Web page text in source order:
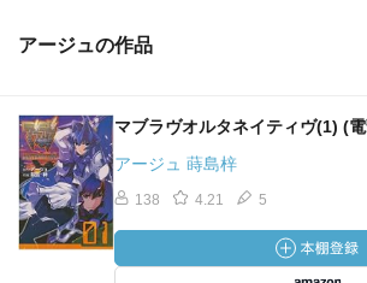
アージュの作品
マブラヴオルタネイティヴ(1) (
アージュ 蒔島梓
138 4.21 5